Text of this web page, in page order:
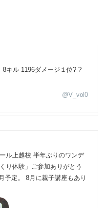
キル 1196ダメージ１位? ?
@V_vol0
ル上越校 半年ぶりのワンデ
り体験」ご参加ありがとう
予定。 8月に親子講座もあり